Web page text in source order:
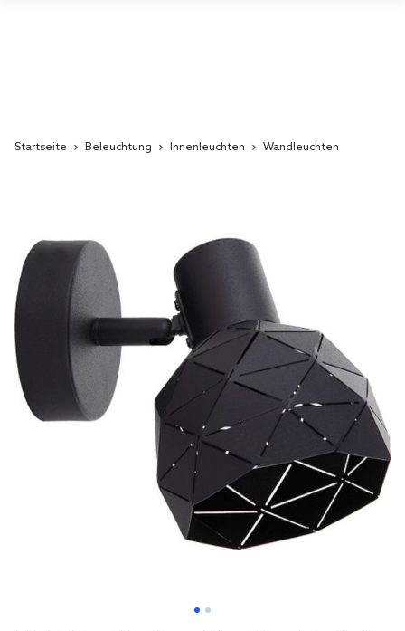
Startseite Beleuchtung Innenleuchten Wandleuchten
the
end
of
the
images
gallery